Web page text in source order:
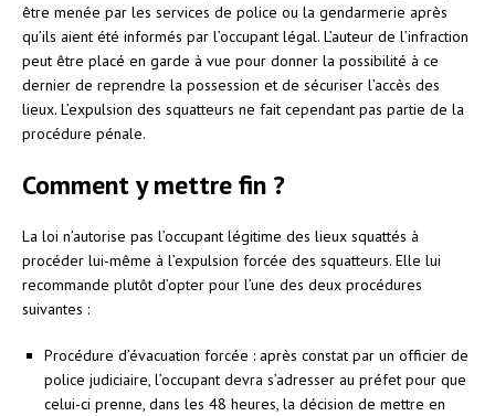
être menée par les services de police ou la gendarmerie après
qu’ils aient été informés par l’occupant légal. L’auteur de l’infraction
peut être placé en garde à vue pour donner la possibilité à ce
dernier de reprendre la possession et de sécuriser l’accès des
lieux. L’expulsion des squatteurs ne fait cependant pas partie de la
procédure pénale.
Comment y mettre fin ?
La loi n’autorise pas l’occupant légitime des lieux squattés à
procéder lui-même à l’expulsion forcée des squatteurs. Elle lui
recommande plutôt d’opter pour l’une des deux procédures
suivantes :
Procédure d’évacuation forcée : après constat par un officier de
police judiciaire, l’occupant devra s’adresser au préfet pour que
celui-ci prenne, dans les 48 heures, la décision de mettre en